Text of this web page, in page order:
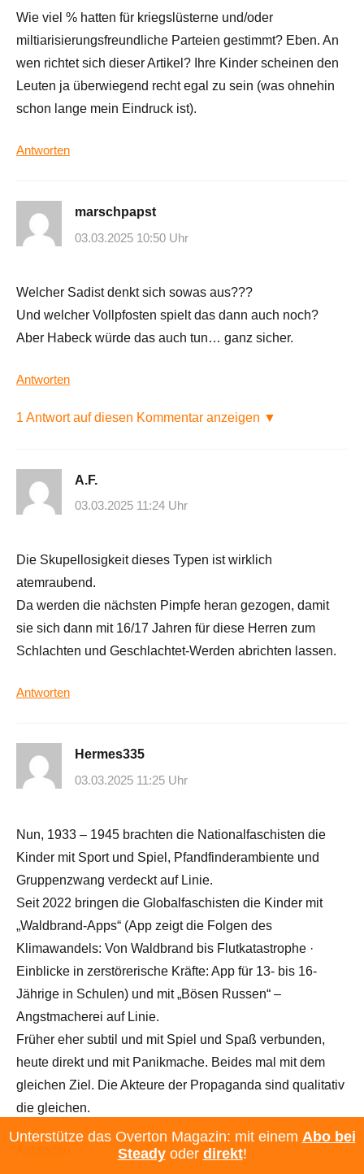
Wie viel % hatten für kriegslüsterne und/oder
miltiarisierungsfreundliche Parteien gestimmt? Eben. An
wen richtet sich dieser Artikel? Ihre Kinder scheinen den
Leuten ja überwiegend recht egal zu sein (was ohnehin
schon lange mein Eindruck ist).
Antworten
marschpapst
03.03.2025 10:50 Uhr
Welcher Sadist denkt sich sowas aus???
Und welcher Vollpfosten spielt das dann auch noch?
Aber Habeck würde das auch tun… ganz sicher.
Antworten
1 Antwort auf diesen Kommentar anzeigen ▼
A.F.
03.03.2025 11:24 Uhr
Die Skupellosigkeit dieses Typen ist wirklich
atemraubend.
Da werden die nächsten Pimpfe heran gezogen, damit
sie sich dann mit 16/17 Jahren für diese Herren zum
Schlachten und Geschlachtet-Werden abrichten lassen.
Antworten
Hermes335
03.03.2025 11:25 Uhr
Nun, 1933 – 1945 brachten die Nationalfaschisten die
Kinder mit Sport und Spiel, Pfandfinderambiente und
Gruppenzwang verdeckt auf Linie.
Seit 2022 bringen die Globalfaschisten die Kinder mit
„Waldbrand-Apps“ (App zeigt die Folgen des
Klimawandels: Von Waldbrand bis Flutkatastrophe ·
Einblicke in zerstörerische Kräfte: App für 13- bis 16-
Jährige in Schulen) und mit „Bösen Russen“ –
Angstmacherei auf Linie.
Früher eher subtil und mit Spiel und Spaß verbunden,
heute direkt und mit Panikmache. Beides mal mit dem
gleichen Ziel. Die Akteure der Propaganda sind qualitativ
die gleichen.
Unterstütze das Overton Magazin: mit einem Abo bei
Steadyoder direkt!